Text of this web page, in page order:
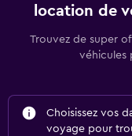
location de
Trouvez de super
véhicules
Choisissez vos
voyage pour